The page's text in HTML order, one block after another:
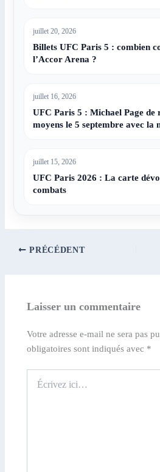
juillet 20, 2026
Billets UFC Paris 5 : combien
l’Accor Arena ?
juillet 16, 2026
UFC Paris 5 : Michael Page de
moyens le 5 septembre avec la
juillet 15, 2026
UFC Paris 2026 : La carte
combats
PRÉCÉDENT
Laisser un commentaire
Votre adresse e-mail ne sera pas
obligatoires sont indiqués avec *
ici…